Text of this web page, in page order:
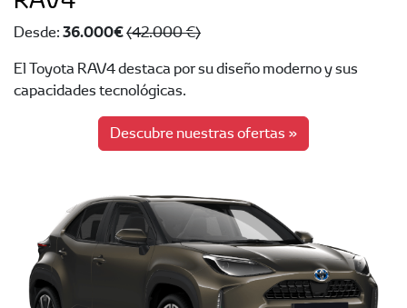
Desde:36.000 €(42.000 €)
El Toyota RAV4 destaca por su diseño moderno y sus
capacidades tecnológicas.
Descubre nuestras ofertas »